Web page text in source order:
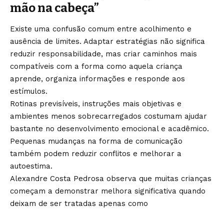
mão na cabeça”
Existe uma confusão comum entre acolhimento e
ausência de limites. Adaptar estratégias não significa
reduzir responsabilidade, mas criar caminhos mais
compatíveis com a forma como aquela criança
aprende, organiza informações e responde aos
estímulos.
Rotinas previsíveis, instruções mais objetivas e
ambientes menos sobrecarregados costumam ajudar
bastante no desenvolvimento emocional e acadêmico.
Pequenas mudanças na forma de comunicação
também podem reduzir conflitos e melhorar a
autoestima.
Alexandre Costa Pedrosa observa que muitas crianças
começam a demonstrar melhora significativa quando
deixam de ser tratadas apenas como